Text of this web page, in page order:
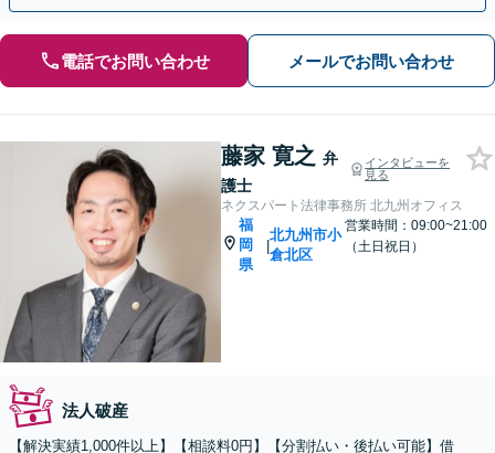
電話でお問い合わせ メールでお問い合わせ
藤家 寛之 弁
護士
インタビューを
見る
ネクスパート法律事務所 北九州オフィス
福
岡
県
|
北九州市小
倉北区
営業時間：09:00~21:00
（土日祝日）
法人破産
【解決実績1,000件以上】【相談料0円】【分割払い・後払い可能】借